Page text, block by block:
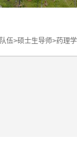
伍>硕士生导师>药理学